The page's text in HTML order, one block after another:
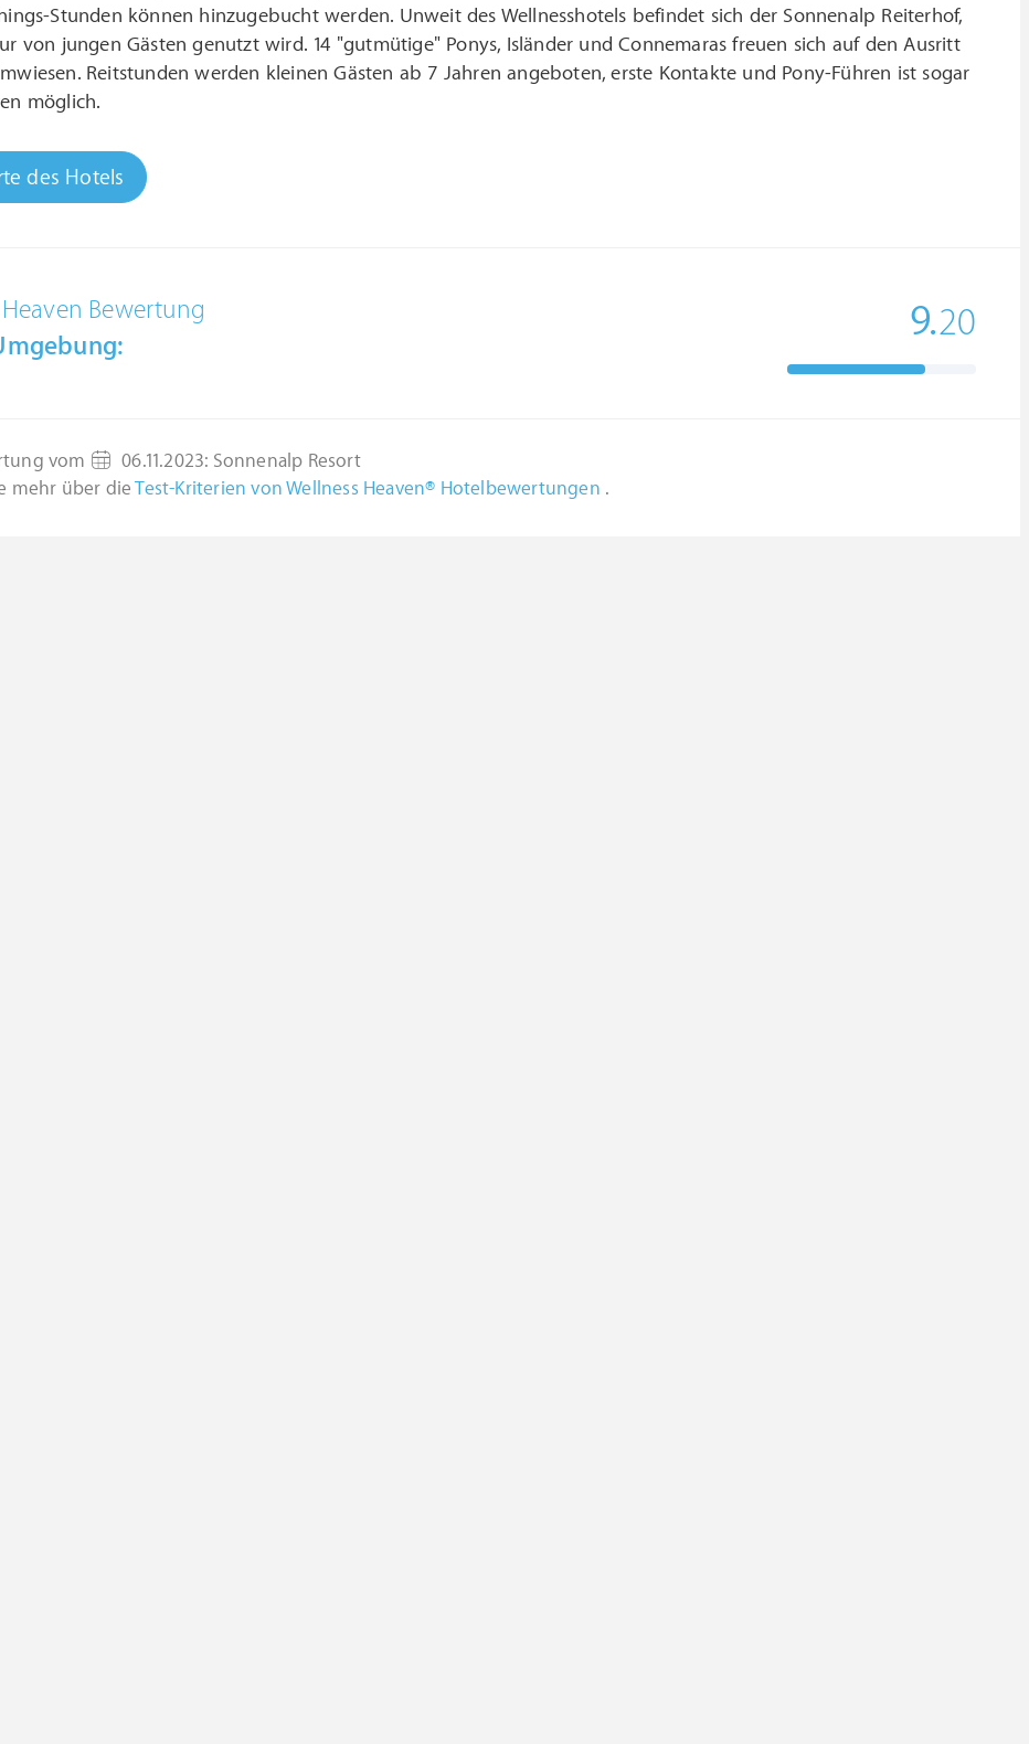
Stunden können hinzugebucht werden. Unweit des Wellnesshotels befindet sich der Sonnenalp Reiterhof,
von jungen Gästen genutzt wird. 14 "gutmütige" Ponys, Isländer und Connemaras freuen sich auf den Ausritt
Reitstunden werden kleinen Gästen ab 7 Jahren angeboten, erste Kontakte und Pony-Führen ist sogar
möglich.
des Hotels
Bewertung
9.20
vom 06.11.2023: Sonnenalp Resort
mehr über dieTest-Kriterien von Wellness Heaven® Hotelbewertungen .